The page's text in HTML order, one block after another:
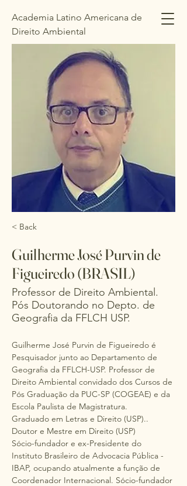
Academia Latino Americana de
Direito Ambiental
Academia Latinoamericana de
Derecho Ambiental
< Back
Guilherme José Purvin de
Figueiredo (BRASIL)
Professor de Direito Ambiental.
Pós Doutorando no Depto. de
Geografia da FFLCH USP.
Guilherme José Purvin de Figueiredo é
Pesquisador junto ao Departamento de
Geografia da FFLCH-USP. Professor de
Direito Ambiental convidado dos Cursos de
Pós Graduação da PUC-SP (COGEAE) e da
Escola Paulista de Magistratura.
Graduado em Letras e Direito (USP)..
Doutor e Mestre em Direito (USP)
Sócio-fundador e ex-Presidente do
Instituto Brasileiro de Advocacia Pública -
IBAP, ocupando atualmente a função de
Coordenador Internacional. Sócio-fundador